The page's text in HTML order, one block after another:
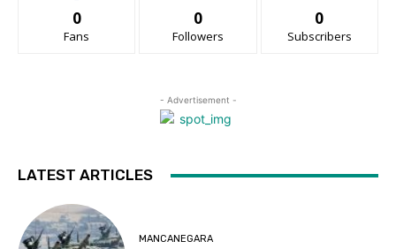
0
Fans
0
Followers
0
Subscribers
- Advertisement -
LATEST ARTICLES
MANCANEGARA